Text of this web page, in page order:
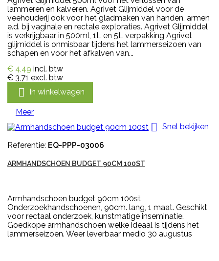
lammeren en kalveren. Agrivet Glijmiddel voor de
veehouderij ook voor het gladmaken van handen, armen
e.d. bij vaginale en rectale exploraties. Agrivet Glijmiddel
is verkrijgbaar in 500ml, 1L en 5L verpakking Agrivet
glijmiddel is onmisbaar tijdens het lammerseizoen van
schapen en voor het afkalven van...
€ 4,49 incl. btw
€ 3,71 excl. btw
 In winkelwagen
Meer
 Snel bekijken
Referentie: EQ-PPP-03006
ARMHANDSCHOEN BUDGET 90CM 100ST
Armhandschoen budget 90cm 100st
Onderzoekhandschoenen, 90cm. lang, 1 maat. Geschikt
voor rectaal onderzoek, kunstmatige inseminatie.
Goedkope armhandschoen welke ideaal is tijdens het
lammerseizoen. Weer leverbaar medio 30 augustus